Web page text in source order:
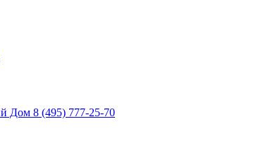
8 (495) 777-25-70